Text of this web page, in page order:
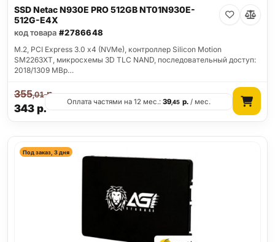
SSD Netac N930E PRO 512GB NT01N930E-
512G-E4X
код товара #2786648
M.2, PCI Express 3.0 x4 (NVMe), контроллер Silicon Motion
SM2263XT, микросхемы 3D TLC NAND, последовательный доступ:
2018/1309 MBp…
343р.
355,01р.
Оплата частями на 12 мес.:39,45 р./ мес.
Под заказ, 3 дня